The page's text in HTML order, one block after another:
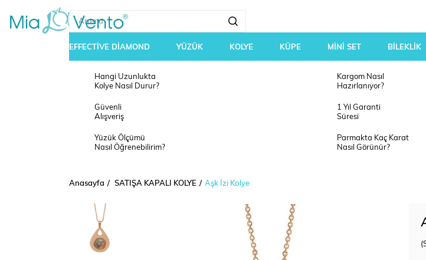
EFFECTİVE DİAMOND YÜZÜK KOLYE KÜPE MİNİ SET BİLEKLİK
Hangi Uzunlukta
Kolye Nasıl Durur?
Kargom Nasıl
Hazırlanıyor?
Güvenli
Alışveriş
1 Yıl Garanti
Süresi
Yüzük Ölçümü
Nasıl Öğrenebilirim?
Parmakta Kaç Karat
Nasıl Görünür?
Anasayfa SATIŞA KAPALI KOLYE Aşk İzi Kolye